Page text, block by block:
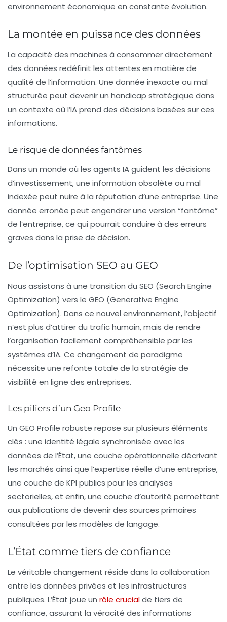
environnement économique en constante évolution.
La montée en puissance des données
La capacité des machines à consommer directement
des données redéfinit les attentes en matière de
qualité de l’information. Une donnée inexacte ou mal
structurée peut devenir un handicap stratégique dans
un contexte où l’IA prend des décisions basées sur ces
informations.
Le risque de données fantômes
Dans un monde où les agents IA guident les décisions
d’investissement, une information obsolète ou mal
indexée peut nuire à la réputation d’une entreprise. Une
donnée erronée peut engendrer une version “fantôme”
de l’entreprise, ce qui pourrait conduire à des erreurs
graves dans la prise de décision.
De l’optimisation SEO au GEO
Nous assistons à une transition du SEO (Search Engine
Optimization) vers le GEO (Generative Engine
Optimization). Dans ce nouvel environnement, l’objectif
n’est plus d’attirer du trafic humain, mais de rendre
l’organisation facilement compréhensible par les
systèmes d’IA. Ce changement de paradigme
nécessite une refonte totale de la stratégie de
visibilité en ligne des entreprises.
Les piliers d’un Geo Profile
Un GEO Profile robuste repose sur plusieurs éléments
clés : une identité légale synchronisée avec les
données de l’État, une couche opérationnelle décrivant
les marchés ainsi que l’expertise réelle d’une entreprise,
une couche de KPI publics pour les analyses
sectorielles, et enfin, une couche d’autorité permettant
aux publications de devenir des sources primaires
consultées par les modèles de langage.
L’État comme tiers de confiance
Le véritable changement réside dans la collaboration
entre les données privées et les infrastructures
publiques. L’État joue un rôle crucialde tiers de
confiance, assurant la véracité des informations